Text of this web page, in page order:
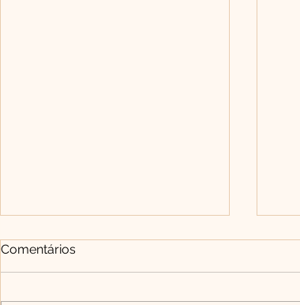
Comentários